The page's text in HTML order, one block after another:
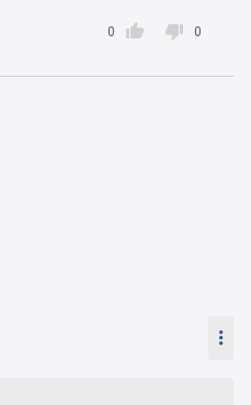

0  0
